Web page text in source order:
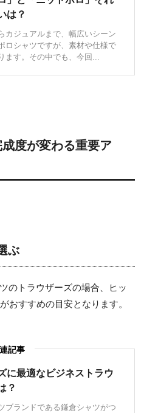
は？
カジュアルまで、幅広いシーン
ロシャツですが、素材や仕様で
ます。その中でも、今回...
度が変わる重要ア
ぶ
のトラウザーズの場合、ヒッ
おすすめの目安となります。
記事
に最適なビジネストラウ
？
ブランドである鎌倉シャツがつ